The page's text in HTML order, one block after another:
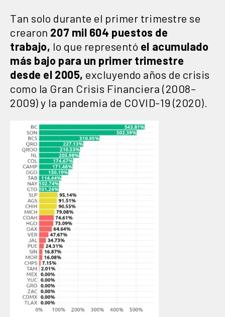
Tan solo durante el primer trimestre se
crearon 207 mil 604 puestos de
trabajo, lo que representó el acumulado
más bajo para un primer trimestre
desde el 2005, excluyendo años de crisis
como la Gran Crisis Financiera (2008–
2009) y la pandemia de COVID-19 (2020).